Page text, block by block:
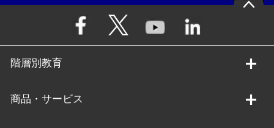
階層別教育
商品・サービス